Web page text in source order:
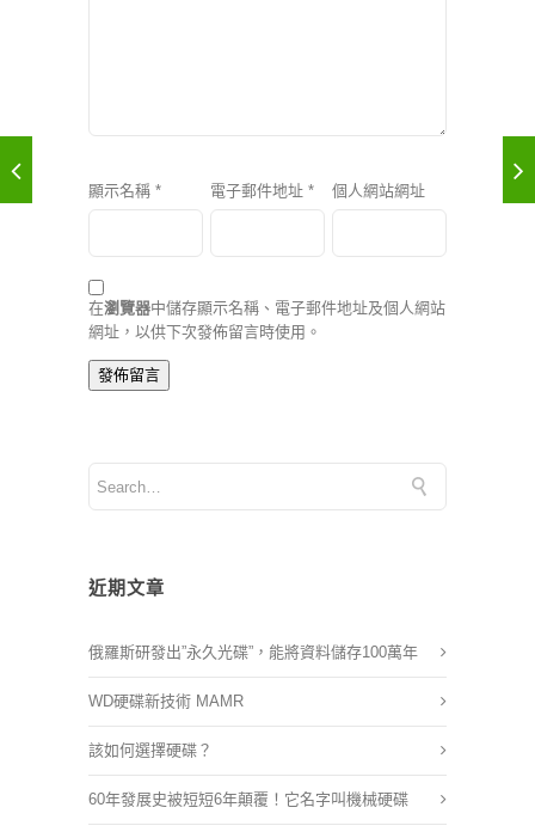
顯示名稱 * 電子郵件地址 * 個人網站網址
在瀏覽器中儲存顯示名稱、電子郵件地址及個人網站
網址，以供下次發佈留言時使用。
近期文章
俄羅斯研發出”永久光碟”，能將資料儲存100萬年
WD硬碟新技術 MAMR
該如何選擇硬碟？
60年發展史被短短6年顛覆！它名字叫機械硬碟